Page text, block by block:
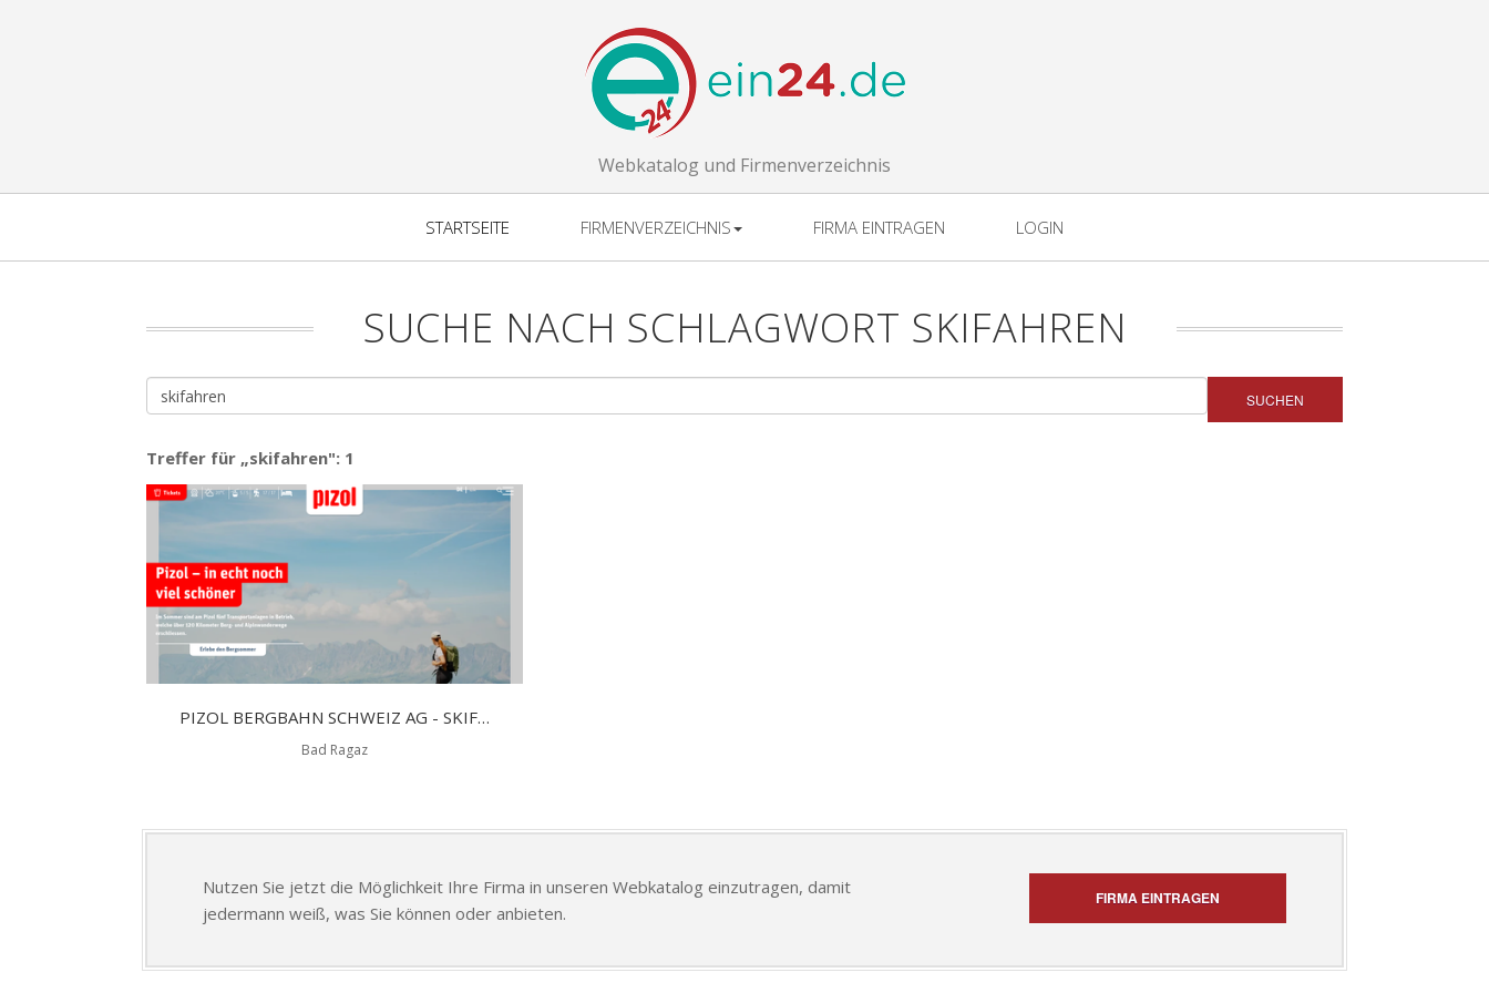
Webkatalog und Firmenverzeichnis
STARTSEITE FIRMENVERZEICHNIS FIRMA EINTRAGEN LOGIN
SUCHE NACH SCHLAGWORT SKIFAHREN
SUCHEN
Treffer für „skifahren": 1
PIZOL BERGBAHN SCHWEIZ AG - SKIFAHREN AM PIZOL
Bad Ragaz
Nutzen Sie jetzt die Möglichkeit Ihre Firma in unseren Webkatalog einzutragen, damit
jedermann weiß, was Sie können oder anbieten.
FIRMA EINTRAGEN